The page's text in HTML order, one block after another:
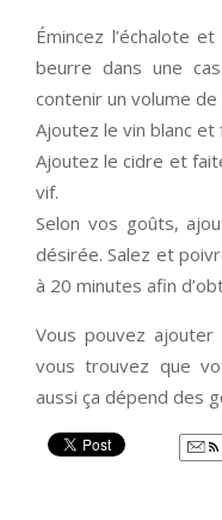
Émincez l’échalote
beurre dans une
contenir un volume de
Ajoutez le vin blanc
Ajoutez le cidre et
vif.
Selon vos goûts,
désirée. Salez et
à 20 minutes afin
Vous pouvez
vous trouvez que
aussi ça dépend des